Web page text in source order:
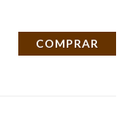
COMPRAR